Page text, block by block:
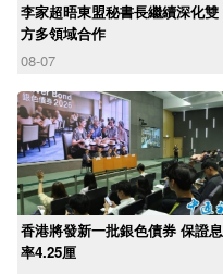
李家超晤東盟秘書長繼續深化雙
方多領域合作
08-07
香港將發新一批銀色債券 保證息
率4.25厘